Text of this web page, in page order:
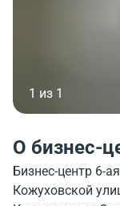
1 из 1
О бизнес-
Бизнес-центр 6-
Кожуховской